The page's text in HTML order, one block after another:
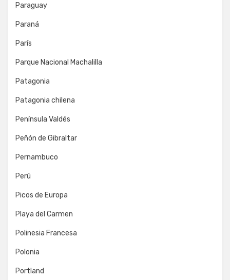
Paraguay
Paraná
París
Parque Nacional Machalilla
Patagonia
Patagonia chilena
Península Valdés
Peñón de Gibraltar
Pernambuco
Perú
Picos de Europa
Playa del Carmen
Polinesia Francesa
Polonia
Portland